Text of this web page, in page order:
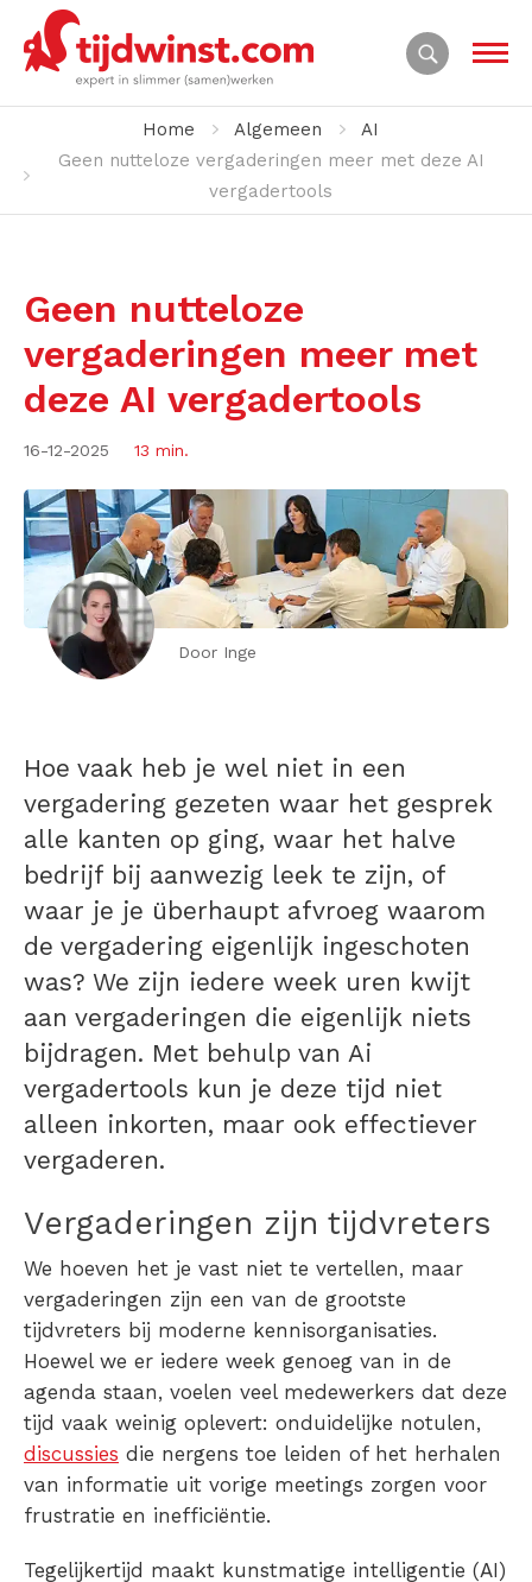
Home Algemeen
AI
Geen nutteloze vergaderingen meer met deze AI
vergadertools
Geen nutteloze
vergaderingen meer met
deze AI vergadertools
16-12-2025 13 min.
Door Inge
Hoe vaak heb je wel niet in een
vergadering gezeten waar het gesprek
alle kanten op ging, waar het halve
bedrijf bij aanwezig leek te zijn, of
waar je je überhaupt afvroeg waarom
de vergadering eigenlijk ingeschoten
was? We zijn iedere week uren kwijt
aan vergaderingen die eigenlijk niets
bijdragen. Met behulp van Ai
vergadertools kun je deze tijd niet
alleen inkorten, maar ook effectiever
vergaderen.
Vergaderingen zijn tijdvreters
We hoeven het je vast niet te vertellen, maar
vergaderingen zijn een van de grootste
tijdvreters bij moderne kennisorganisaties.
Hoewel we er iedere week genoeg van in de
agenda staan, voelen veel medewerkers dat deze
tijd vaak weinig oplevert: onduidelijke notulen,
discussies die nergens toe leiden of het herhalen
van informatie uit vorige meetings zorgen voor
frustratie en inefficiëntie.
Tegelijkertijd maakt kunstmatige intelligentie (AI)